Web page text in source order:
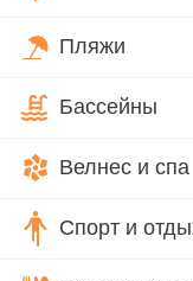
Пляжи
Бассейны
Велнес и спа
Спорт и